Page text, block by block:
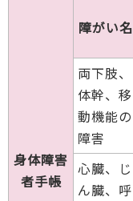
身体障害
者手帳
障がい名
両下肢、
体幹、移
動機能の
障害
心臓、じ
ん臓、呼